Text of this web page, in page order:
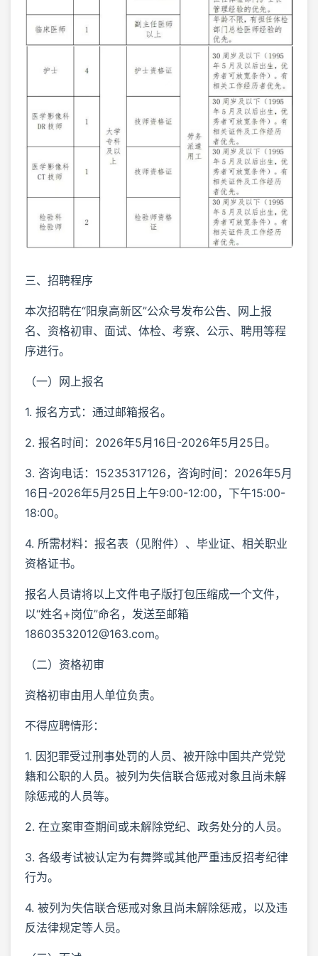
三、招聘程序
本次招聘在“阳泉高新区”公众号发布公告、网上报
名、资格初审、面试、体检、考察、公示、聘用等程
序进行。
（一）网上报名
1. 报名方式：通过邮箱报名。
2. 报名时间：2026年5月16日-2026年5月25日。
3. 咨询电话：15235317126，咨询时间：2026年5月
16日-2026年5月25日上午9:00-12:00，下午15:00-
18:00。
4. 所需材料：报名表（见附件）、毕业证、相关职业
资格证书。
报名人员请将以上文件电子版打包压缩成一个文件，
以“姓名+岗位”命名，发送至邮箱
18603532012@163.com。
（二）资格初审
资格初审由用人单位负责。
不得应聘情形：
1. 因犯罪受过刑事处罚的人员、被开除中国共产党党
籍和公职的人员。被列为失信联合惩戒对象且尚未解
除惩戒的人员等。
2. 在立案审查期间或未解除党纪、政务处分的人员。
3. 各级考试被认定为有舞弊或其他严重违反招考纪律
行为。
4. 被列为失信联合惩戒对象且尚未解除惩戒，以及违
反法律规定等人员。